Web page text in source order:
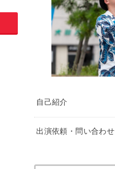
自己紹介
出演依頼・問い合わせ